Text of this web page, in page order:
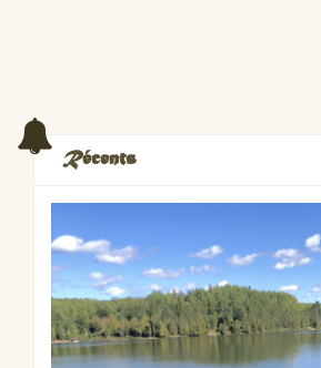
Récents